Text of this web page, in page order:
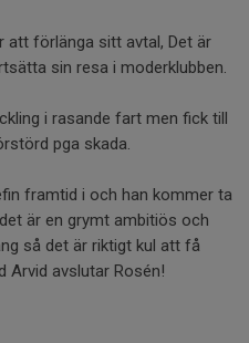
att förlänga sitt avtal, Det är
sin resa i moderklubben.
i rasande fart men fick till
pga skada.
framtid i och han kommer ta
är en grymt ambitiös och
så det är riktigt kul att få
avslutar Rosén!